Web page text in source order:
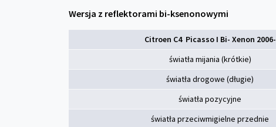
Wersja z reflektorami bi-ksenonowymi
Citroen C4 Picasso I Bi- Xenon 2006-
światła mijania (krótkie)
światła drogowe (długie)
światła pozycyjne
światła przeciwmigielne przednie